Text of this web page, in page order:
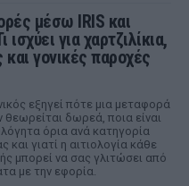
μέσω IRIS και
για χαρτζιλίκια,
γονικές παροχές
εξηγεί πότε μια μεταφορά
δωρεά, ποια είναι
όρια ανά κατηγορία
και γιατί η αιτιολογία κάθε
μπορεί να σας γλιτώσει από
με την εφορία.